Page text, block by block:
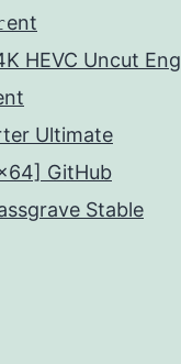
HEVC Uncut Eng
Ultimate
GitHub
Stable